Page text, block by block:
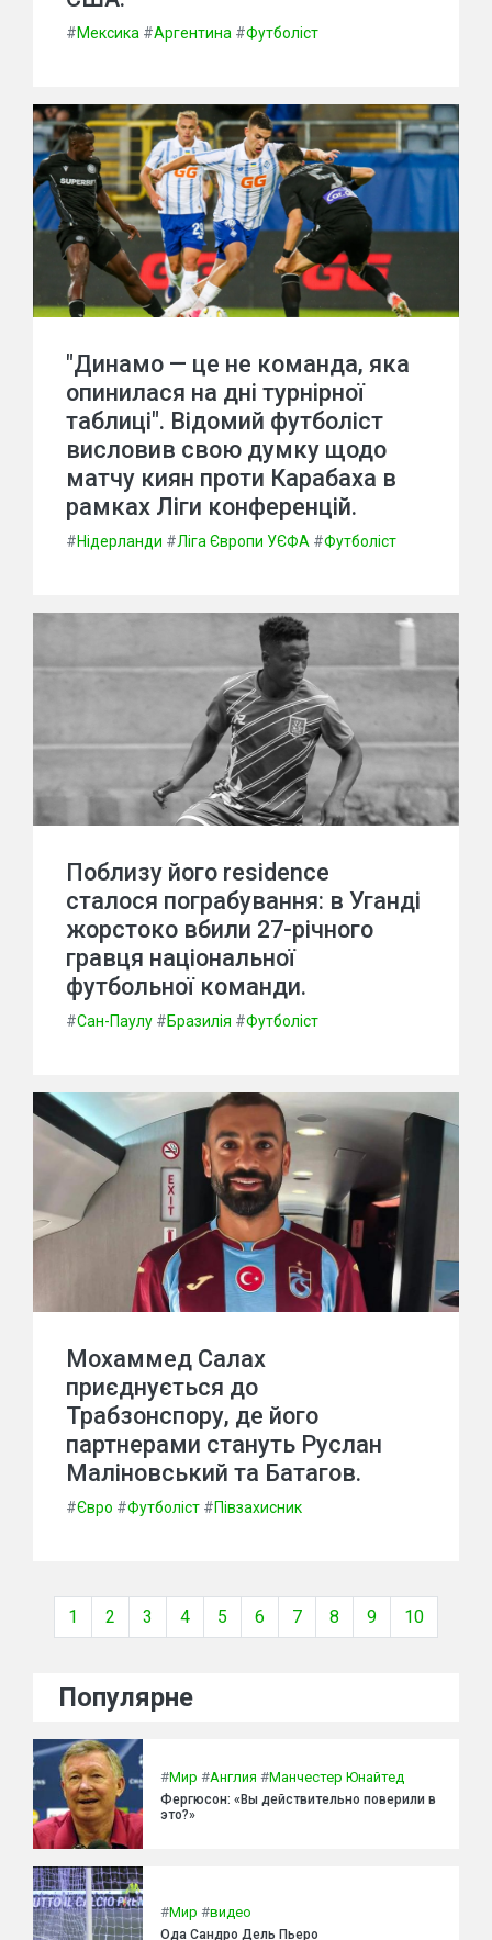
#Мексика #Аргентина #Футболіст
"Динамо — це не команда, яка
опинилася на дні турнірної
таблиці". Відомий футболіст
висловив свою думку щодо
матчу киян проти Карабаха в
рамках Ліги конференцій.
#Нідерланди #Ліга Європи УЄФА #Футболіст
Поблизу його residence
сталося пограбування: в Уганді
жорстоко вбили 27-річного
гравця національної
футбольної команди.
#Сан-Паулу #Бразилія #Футболіст
Мохаммед Салах
приєднується до
Трабзонспору, де його
партнерами стануть Руслан
Маліновський та Батагов.
#Євро #Футболіст #Півзахисник
1 2 3 4 5 6 7 8 9 10
Популярне
#Мир #Англия #Манчестер Юнайтед
Фергюсон: «Вы действительно поверили в
это?»
#Мир #видео
Ода Сандро Дель Пьеро